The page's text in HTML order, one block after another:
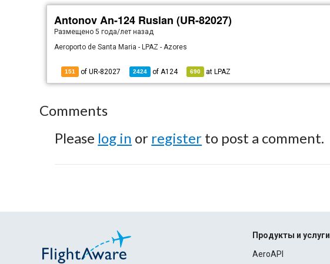
Antonov An-124 Ruslan (UR-82027)
Размещено5 года/лет назад
Aeroporto de Santa Maria - LPAZ - Azores
151 of UR-82027 2424 ofA124 690 at LPAZ
Comments
Please log in or register to post a comment.
Продукты и услуги
AeroAPI